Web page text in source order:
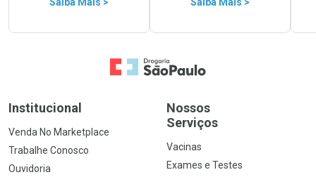
Ir para a Home
Institucional
Venda No Marketplace
Trabalhe Conosco
Ouvidoria
Nossos
Serviços
Vacinas
Exames e Testes